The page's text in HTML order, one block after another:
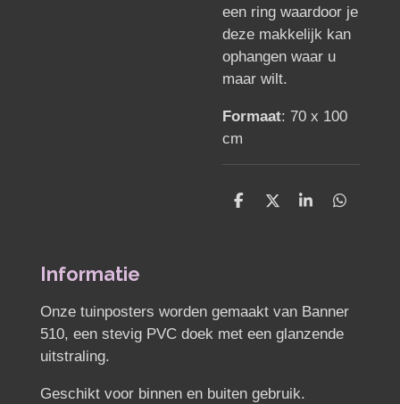
een ring waardoor je
deze makkelijk kan
ophangen waar u
maar wilt.
Formaat: 70 x 100
cm
D
D
S
D
Informatie
Onze tuinposters worden gemaakt van Banner
510, een stevig PVC doek met een glanzende
uitstraling.
Geschikt voor binnen en buiten gebruik.